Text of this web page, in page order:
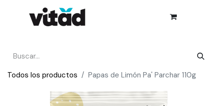
Todos los productos Papas de Limón Pa' Parchar 110g